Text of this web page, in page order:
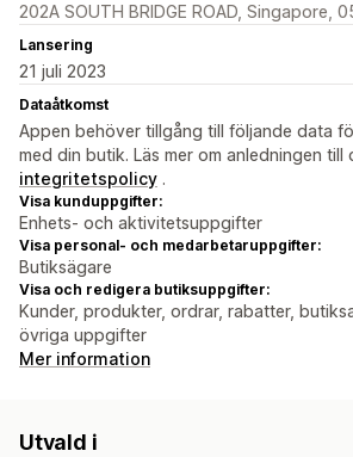
202A SOUTH BRIDGE ROAD, Singapore,
Lansering
21 juli 2023
Dataåtkomst
Appen behöver tillgång till följande data
med din butik. Läs mer om anledningen
integritetspolicy .
Visa kunduppgifter:
Enhets- och aktivitetsuppgifter
Visa personal- och medarbetaruppgifter:
Butiksägare
Visa och redigera butiksuppgifter:
Kunder, produkter, ordrar, rabatter,
övriga uppgifter
Mer information
Utvald i